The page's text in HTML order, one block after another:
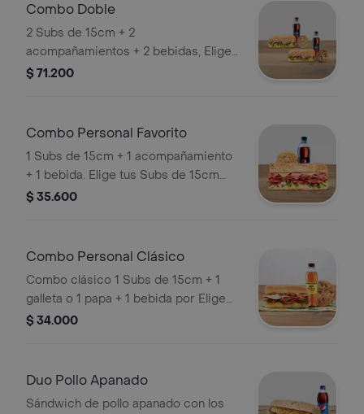
Combo Doble
2 Subs de 15cm + 2
acompañamientos + 2 bebidas, Elige
entre italianísimo, Atún y BMT , bebida
$ 71.200
Combo Personal Favorito
1 Subs de 15cm + 1 acompañamiento
+ 1 bebida. Elige tus Subs de 15cm
entre italianísimo, Atún y BMT.
$ 35.600
Combo Personal Clásico
Combo clásico 1 Subs de 15cm + 1
galleta o 1 papa + 1 bebida por Elige
tus Subs de 15cm entre Jamón, Pavo y
$ 34.000
Duo Pollo Apanado
Sándwich de pollo apanado con los